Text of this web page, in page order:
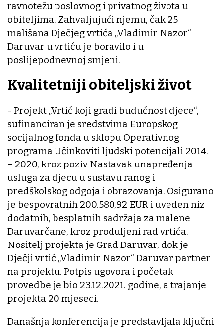
ravnotežu poslovnog i privatnog života u
obiteljima. Zahvaljujući njemu, čak 25
mališana Dječjeg vrtića „Vladimir Nazor“
Daruvar u vrtiću je boravilo i u
poslijepodnevnoj smjeni.
Kvalitetniji obiteljski život
- Projekt „Vrtić koji gradi budućnost djece“,
sufinanciran je sredstvima Europskog
socijalnog fonda u sklopu Operativnog
programa Učinkoviti ljudski potencijali 2014.
– 2020, kroz poziv Nastavak unapređenja
usluga za djecu u sustavu ranog i
predškolskog odgoja i obrazovanja. Osigurano
je bespovratnih 200.580,92 EUR i uveden niz
dodatnih, besplatnih sadržaja za malene
Daruvarčane, kroz produljeni rad vrtića.
Nositelj projekta je Grad Daruvar, dok je
Dječji vrtić „Vladimir Nazor“ Daruvar partner
na projektu. Potpis ugovora i početak
provedbe je bio 23.12.2021. godine, a trajanje
projekta 20 mjeseci.
Današnja konferencija je predstavljala ključni